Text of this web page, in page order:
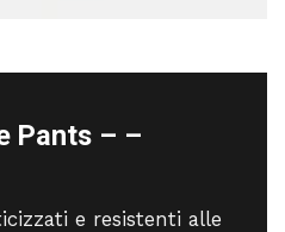
Pants – –
e resistenti alle